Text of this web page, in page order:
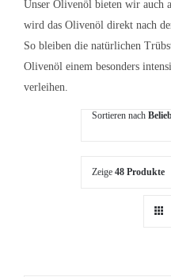
Unser Olivenöl bieten wir auch
wird das Olivenöl direkt nach
So bleiben die natürlichen
Olivenöl einem besonders
verleihen.
Sortieren nach
Zeige 48 Produkte